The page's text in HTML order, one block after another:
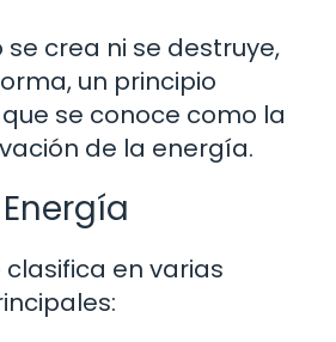
se crea ni se destruye,
un principio
se conoce como la
de la energía.
en varias